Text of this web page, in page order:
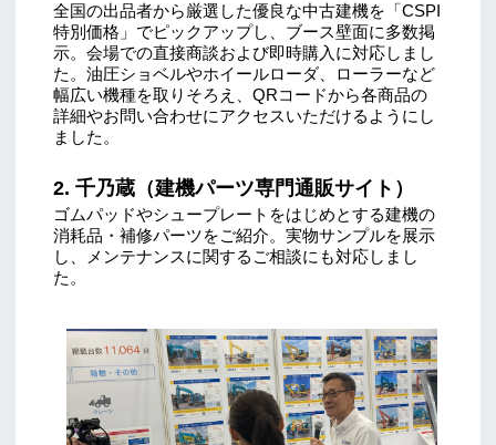
全国の出品者から厳選した優良な中古建機を「CSPI
特別価格」でピックアップし、ブース壁面に多数掲
示。会場での直接商談および即時購入に対応しまし
た。油圧ショベルやホイールローダ、ローラーなど
幅広い機種を取りそろえ、QRコードから各商品の
詳細やお問い合わせにアクセスいただけるようにし
ました。
2. 千乃蔵（建機パーツ専門通販サイト）
ゴムパッドやシュープレートをはじめとする建機の
消耗品・補修パーツをご紹介。実物サンプルを展示
し、メンテナンスに関するご相談にも対応しまし
た。